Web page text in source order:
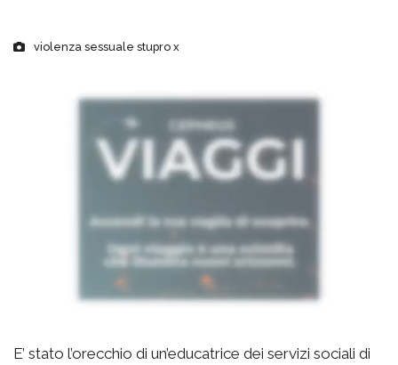
violenza sessuale stupro x
E’ stato l’orecchio di un’educatrice dei servizi sociali di